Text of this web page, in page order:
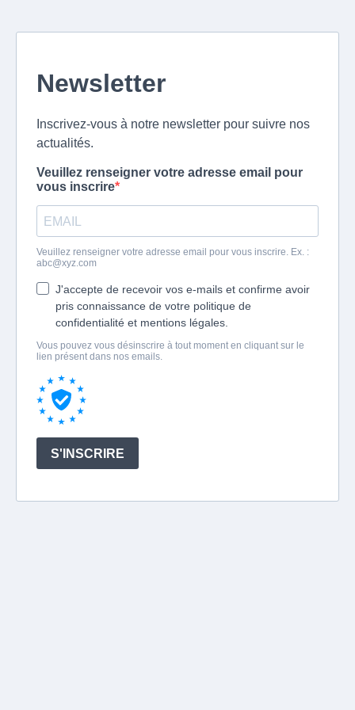
Newsletter
Inscrivez-vous à notre newsletter pour suivre nos
actualités.
Veuillez renseigner votre adresse email pour
vous inscrire
Veuillez renseigner votre adresse email pour vous inscrire. Ex. :
abc@xyz.com
J'accepte de recevoir vos e-mails et confirme avoir
pris connaissance de votre politique de
confidentialité et mentions légales.
Vous pouvez vous désinscrire à tout moment en cliquant sur le
lien présent dans nos emails.
S'INSCRIRE